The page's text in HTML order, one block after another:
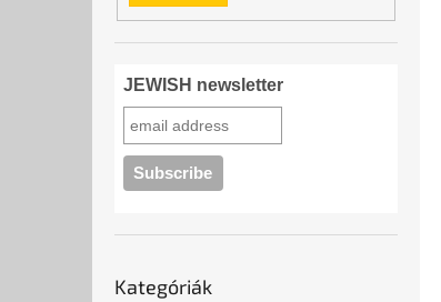
JEWISH newsletter
átugrása
Kategóriák